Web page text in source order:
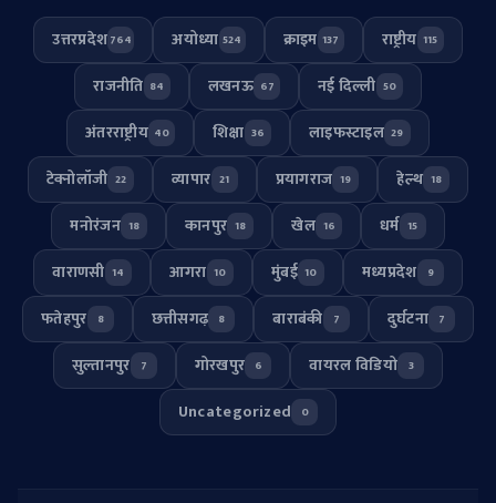
उत्तरप्रदेश764 अयोध्या 524 क्राइम 137 राष्ट्रीय 115
राजनीति 84 लखनऊ 67 नई दिल्ली 50
अंतरराष्ट्रीय 40 शिक्षा 36 लाइफस्टाइल 29
टेक्नोलॉजी 22 व्यापार 21 प्रयागराज 19 हेल्थ 18
मनोरंजन 18 कानपुर 18 खेल 16 धर्म 15
वाराणसी 14 आगरा 10 मुंबई 10 मध्यप्रदेश 9
फतेहपुर 8 छत्तीसगढ़ 8 बाराबंकी 7 दुर्घटना 7
सुल्तानपुर 7 गोरखपुर 6 वायरल विडियो 3
Uncategorized 0